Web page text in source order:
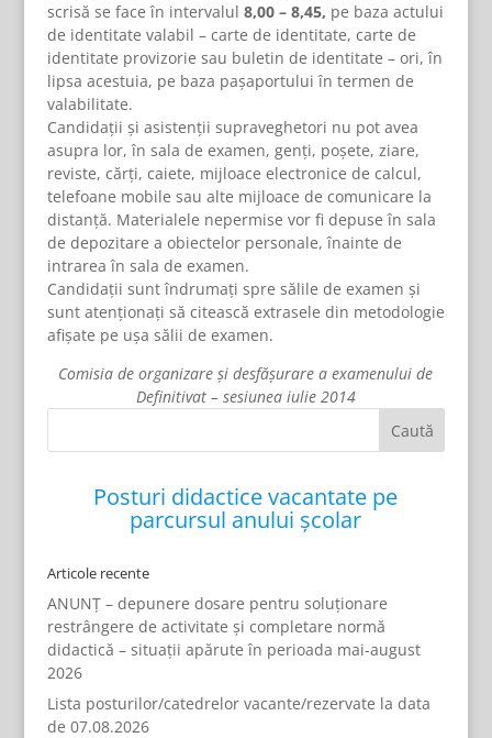
scrisă se face în intervalul 8,00 – 8,45, pe baza actului
de identitate valabil – carte de identitate, carte de
identitate provizorie sau buletin de identitate – ori, în
lipsa acestuia, pe baza paşaportului în termen de
valabilitate.
Candidaţii şi asistenţii supraveghetori nu pot avea
asupra lor, în sala de examen, genţi, poşete, ziare,
reviste, cărţi, caiete, mijloace electronice de calcul,
telefoane mobile sau alte mijloace de comunicare la
distanţă. Materialele nepermise vor fi depuse în sala
de depozitare a obiectelor personale, înainte de
intrarea în sala de examen.
Candidaţii sunt îndrumaţi spre sălile de examen şi
sunt atenţionaţi să citească extrasele din metodologie
afişate pe uşa sălii de examen.
Comisia de organizare şi desfăşurare a examenului de
Definitivat – sesiunea iulie 2014
Posturi didactice vacantate pe
parcursul anului școlar
Articole recente
ANUNȚ – depunere dosare pentru soluționare
restrângere de activitate și completare normă
didactică – situații apărute în perioada mai-august
2026
Lista posturilor/catedrelor vacante/rezervate la data
de 07.08.2026